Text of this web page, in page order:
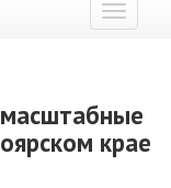
Показать
меню
крае